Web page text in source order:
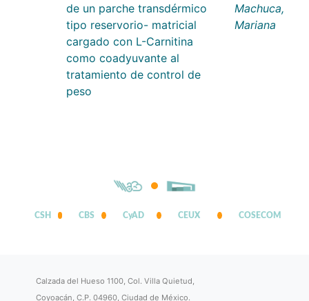
de un parche transdérmico
tipo reservorio- matricial
cargado con L-Carnitina
como coadyuvante al
tratamiento de control de
peso
Machuca,
Mariana
CSH CBS CyAD CEUX COSECOM
Calzada del Hueso 1100, Col. Villa Quietud,
Coyoacán, C.P. 04960, Ciudad de México.